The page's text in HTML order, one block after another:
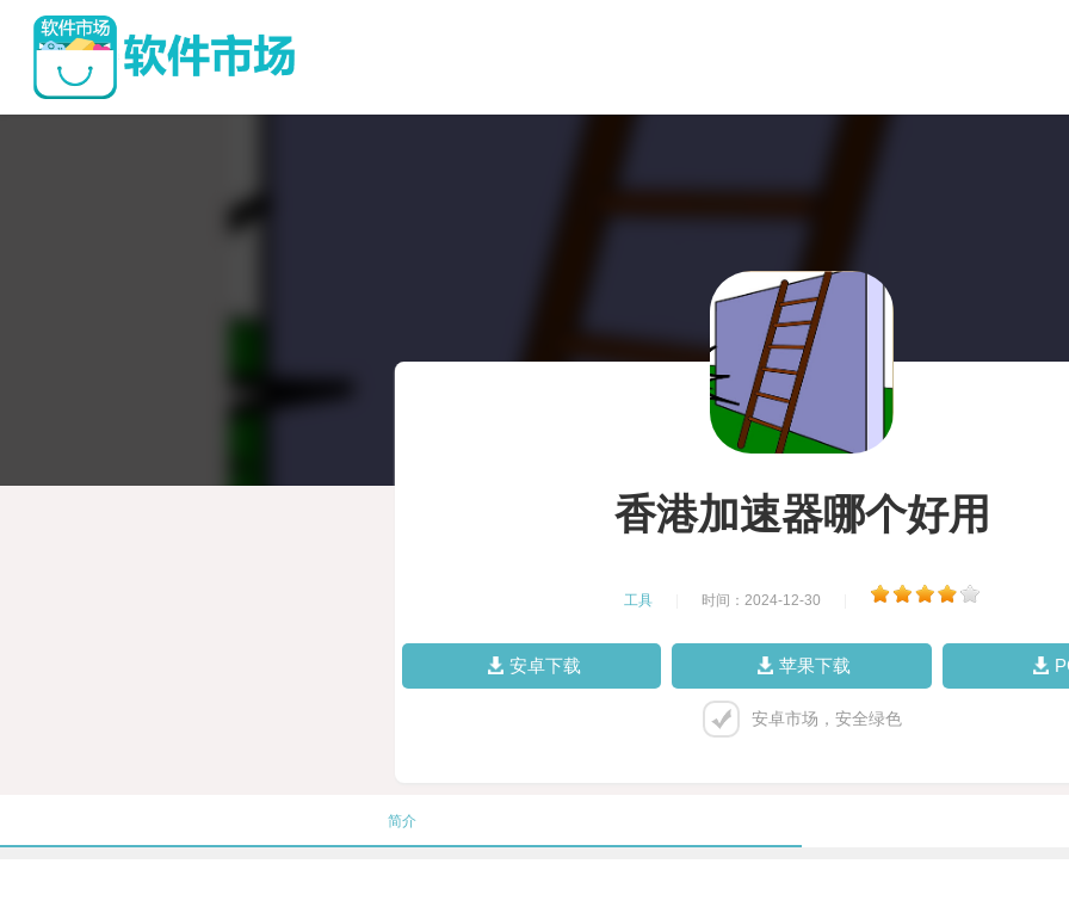
香港加速器哪个好用
工具 时间：2024-12-30
安卓下载 苹果下载
安卓市场，安全绿色
简介